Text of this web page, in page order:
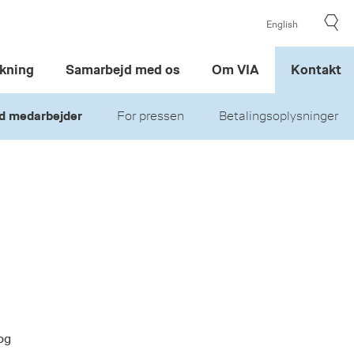
English
Samarbejd med os Om VIA Kontakt
medarbejder For pressen Betalingsoplysninger